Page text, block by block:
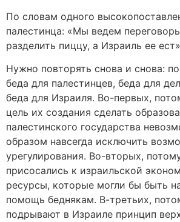
По словам одного
палестинца: «Мы ведем
разделить пиццу, а Израиль ее
Нужно повторять снова и снова:
беда для палестинцев, беда для
беда для Израиля. Во-первых,
цель их создания сделать
палестинского государства
образом навсегда исключить
урегулирования. Во-вторых,
присосались к израильской
ресурсы, которые могли бы быть
помощь беднякам. В-третьих,
подрывают в Израиле принцип